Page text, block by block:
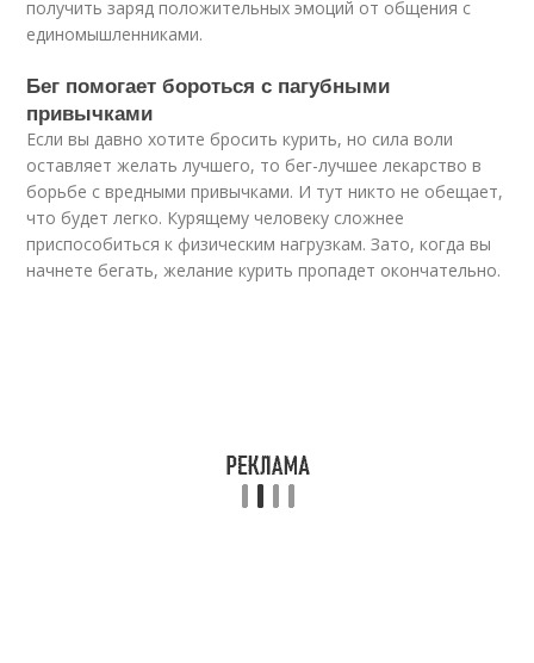
получить заряд положительных эмоций от общения с
единомышленниками.
Бег помогает бороться с пагубными
привычками
Если вы давно хотите бросить курить, но сила воли
оставляет желать лучшего, то бег-лучшее лекарство в
борьбе с вредными привычками. И тут никто не обещает,
что будет легко. Курящему человеку сложнее
приспособиться к физическим нагрузкам. Зато, когда вы
начнете бегать, желание курить пропадет окончательно.